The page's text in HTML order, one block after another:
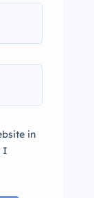
in
I